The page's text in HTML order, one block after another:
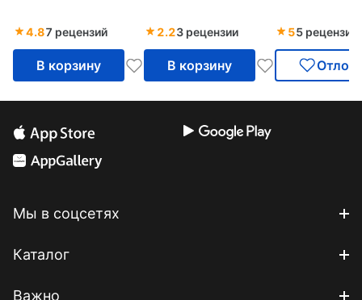
4.87 рецензий
В корзину
2.23 рецензии
В корзину
55 рецензий
Мы в соцсетях
Каталог
Важно